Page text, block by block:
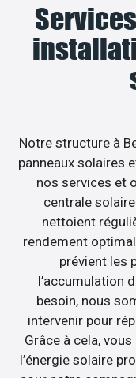
Notre structure à
panneaux solaires
nos services et
centrale
nettoient
rendement
prévient les
l’accumulation
besoin, nous
intervenir pour
Grâce à cela,
l’énergie solaire